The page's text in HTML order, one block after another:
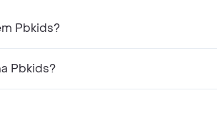
Pbkids?
Pbkids?